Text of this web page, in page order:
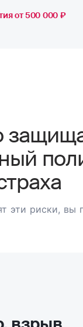
от 500 000 ₽
эти риски, вы